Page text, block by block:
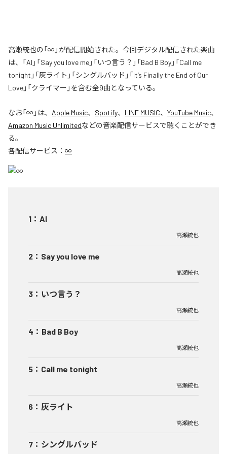
高瀬統也の「∞」が配信開始された。今回デジタル配信された楽曲
は、「AI」「Say you love me」「いつ言う？」「Bad B Boy」「Call me
tonight」「灰ライト」「シングルバッド」「It’s Finally the End of Our
Love」「クライマー」を含む全9曲となっている。
なお「∞ 」は、 Apple Music、 Spotify、 LINE MUSIC、 YouTube Music、
Amazon Music Unlimitedなどの音楽配信サービスで聴くことができ
る。
各配信サービス： ∞
1 ： AI
高瀬統也
2 ： Say you love me
高瀬統也
3 ： いつ言う？
高瀬統也
4 ： Bad B Boy
高瀬統也
5 ： Call me tonight
高瀬統也
6 ： 灰ライト
高瀬統也
7 ： シングルバッド